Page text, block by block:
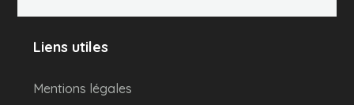
Liens utiles
Mentions légales